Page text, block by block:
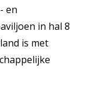
en
in hal 8
is met